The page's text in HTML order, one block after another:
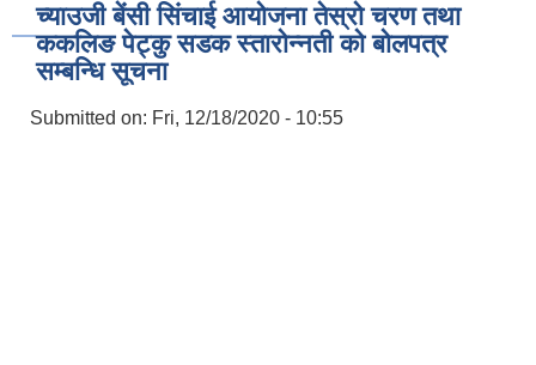
च्याउजी बेंसी सिंचाई आयोजना तेस्रो चरण तथा
ककलिङ पेट्कु सडक स्तारोन्नती को बोलपत्र
सम्बन्धि सूचना
Submitted on: Fri, 12/18/2020 - 10:55